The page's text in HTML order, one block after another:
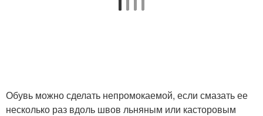
Обувь можно сделать непромокаемой, если смазать ее
несколько раз вдоль швов льняным или касторовым